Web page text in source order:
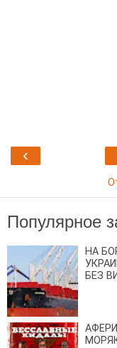
‹
Популярное
НА
БЕЗ